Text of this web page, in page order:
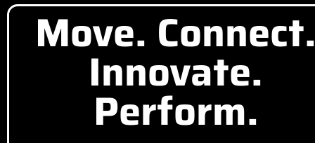
Move.
Innovate.
Perform.